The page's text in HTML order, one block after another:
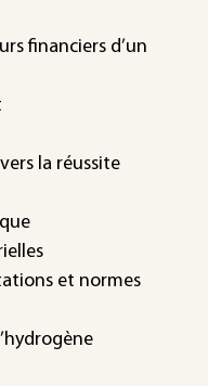
financiers d’un
la réussite
et normes